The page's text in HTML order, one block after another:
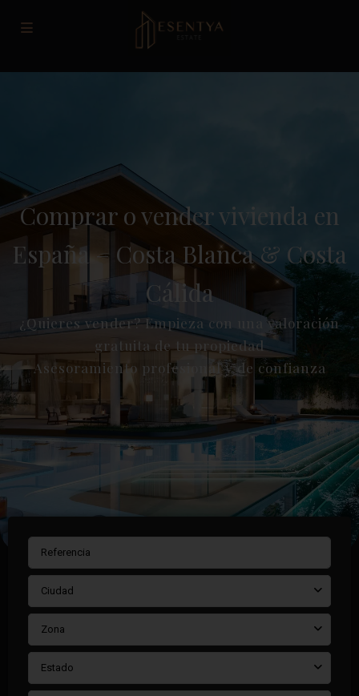
Comprar o vender vivienda en
España – Costa Blanca & Costa
Cálida
¿Quieres vender? Empieza con una valoración
gratuita de tu propiedad
Asesoramiento profesional y de confianza
Ciudad
Zona
Estado